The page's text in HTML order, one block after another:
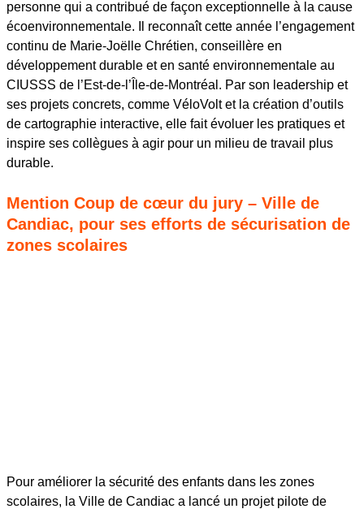
personne qui a contribué de façon exceptionnelle à la cause
écoenvironnementale. Il reconnaît cette année l’engagement
continu de Marie-Joëlle Chrétien, conseillère en
développement durable et en santé environnementale au
CIUSSS de l’Est-de-l’Île-de-Montréal. Par son leadership et
ses projets concrets, comme VéloVolt et la création d’outils
de cartographie interactive, elle fait évoluer les pratiques et
inspire ses collègues à agir pour un milieu de travail plus
durable.
Mention Coup de cœur du jury – Ville de
Candiac, pour ses efforts de sécurisation de
zones scolaires
Pour améliorer la sécurité des enfants dans les zones
scolaires, la Ville de Candiac a lancé un projet pilote de